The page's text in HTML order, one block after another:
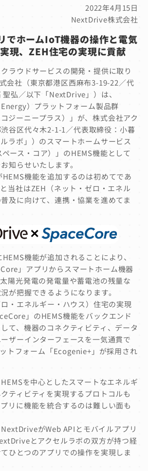
2022年4月15日
NextDrive株式会社
でホームIoT機器の操作と電気
現、ZEH住宅の実現に貢献
ラウドサービスの開発・提供に取り
会社（東京都港区西麻布3-19-22／代
弘／以下「NextDrive」）は、
）プラットフォーム製品群
ジーニープラス）」が、株式会社アク
谷区代々木2-1-1／代表取締役：小暮
ラボ」）のスマートホームサービス
ペース・コア）」のHEMS機能として
知らせいたします。
HEMS機能を追加するのは初めてであ
当社はZEH（ネット・ゼロ・エネル
及に向けて、連携・協業を進めてま
機能が追加されることにより、
」アプリからスマートホーム機器
陽光発電の発電量や蓄電池の残量な
が把握できるようになります。
・エネルギー・ハウス）住宅の実現
」のHEMS機能をバックエンド
て、機器のコネクティビティ、データ
ザーインターフェースを一気通貫で
トフォーム「Ecogenie+」が採用され
を中心としたスマートなエネルギ
ティビティを実現するプロトコルも
リに機能を統合するのは難しい面も
がWeb APIとモバイルアプリ
とアクセルラボの双方が持つ経
ひとつのアプリでの操作を実現しま